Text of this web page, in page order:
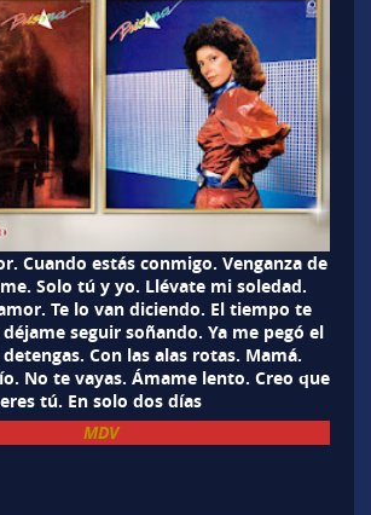
Cuando estás conmigo. Venganza de
Solo tú y yo. Llévate mi soledad.
Te lo van diciendo. El tiempo te
seguir soñando. Ya me pegó el
Con las alas rotas. Mamá.
No te vayas. Ámame lento. Creo que
eres tú. En solo dos días
MDV